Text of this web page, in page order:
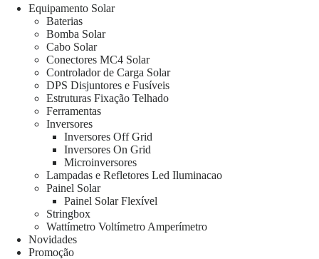
Equipamento Solar
Baterias
Bomba Solar
Cabo Solar
Conectores MC4 Solar
Controlador de Carga Solar
DPS Disjuntores e Fusíveis
Estruturas Fixação Telhado
Ferramentas
Inversores
Inversores Off Grid
Inversores On Grid
Microinversores
Lampadas e Refletores Led Iluminacao
Painel Solar
Painel Solar Flexível
Stringbox
Wattímetro Voltímetro Amperímetro
Novidades
Promoção